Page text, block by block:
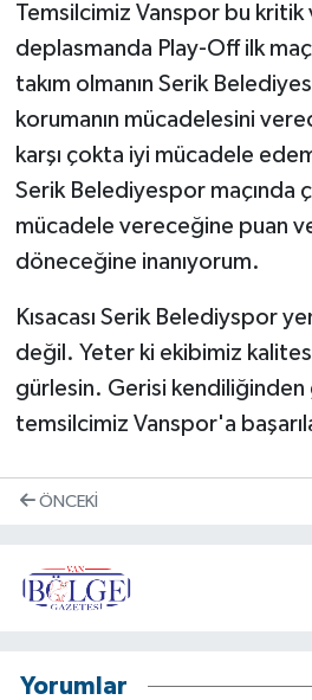
Temsilcimiz Vanspor bu kritik
deplasmanda Play-Off ilk
takım olmanın Serik
korumanın mücadelesini
karşı çokta iyi mücadele
Serik Belediyespor maçında
mücadele vereceğine puan
döneceğine inanıyorum.
Kısacası Serik Belediyspor
değil. Yeter ki ekibimiz
gürlesin. Gerisi kendiliğinden
temsilcimiz Vanspor'a
ÖNCEKI
Yorumlar